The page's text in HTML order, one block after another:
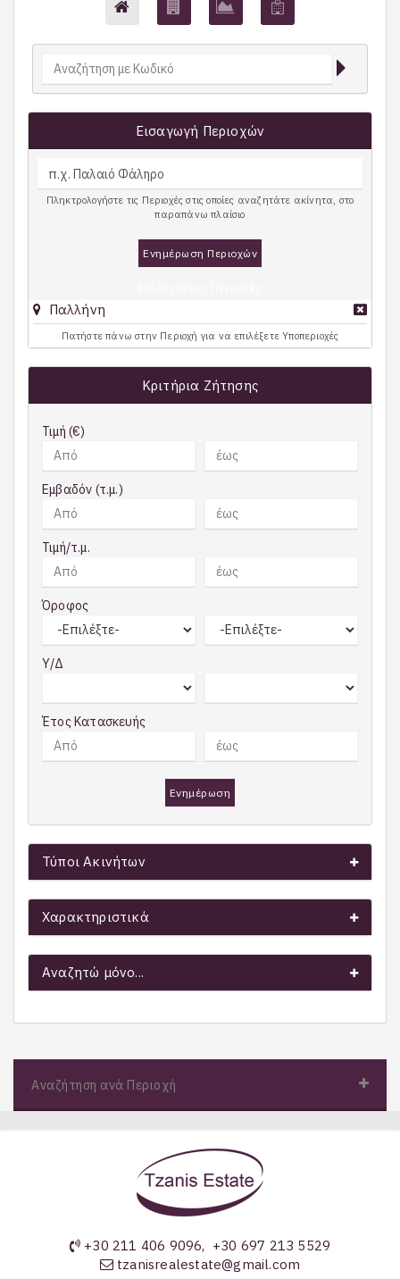
Εισαγωγή Περιοχών
Πληκτρολογήστε τις Περιοχές στις οποίες αναζητάτε ακίνητα, στο
παραπάνω πλαίσιο
Ενημέρωση Περιοχών
Παλλήνη
Πατήστε πάνω στην Περιοχή για να επιλέξετε Υποπεριοχές
Κριτήρια Ζήτησης
Τιμή (€)
Εμβαδόν (τ.μ.)
Τιμή/τ.μ.
Όροφος
Υ/Δ
Έτος Κατασκευής
Ενημέρωση
Τύποι Ακινήτων
Χαρακτηριστικά
Αναζητώ μόνο...
Αναζήτηση ανά Περιοχή
+30 211 406 9096, +30 697 213 5529
tzanisrealestate@gmail.com